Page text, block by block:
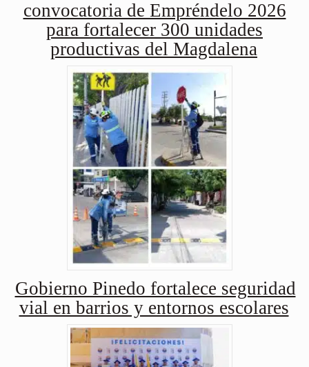
convocatoria de Empréndelo 2026
para fortalecer 300 unidades
productivas del Magdalena
Gobierno Pinedo fortalece seguridad
vial en barrios y entornos escolares